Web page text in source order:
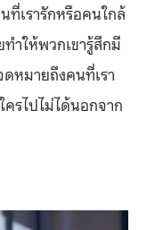
ที่เรารักหรือคนใกล้
ำให้พวกเขารู้สึกมี
หมายถึงคนที่เรา
รไปไม่ได้นอกจาก